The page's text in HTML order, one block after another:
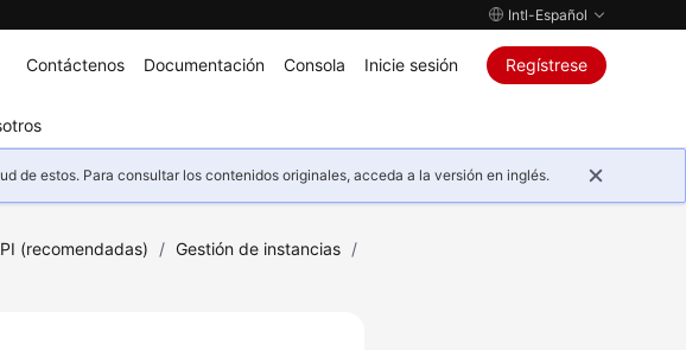
Intl-Español
Contáctenos Documentación Consola Inicie sesión Regístrese
de estos. Para consultar los contenidos originales, acceda a la versión en inglés.
(recomendadas) / Gestión de instancias /